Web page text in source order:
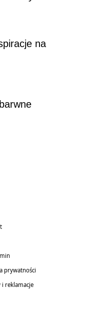
na
prywatności
reklamacje